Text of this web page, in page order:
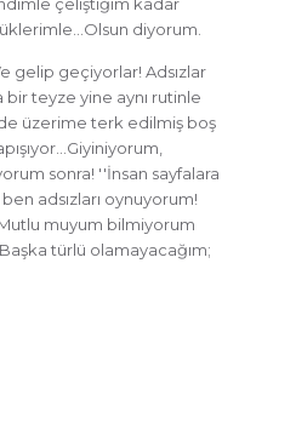
diyorum.
gelip geçiyorlar! Adsızlar
bir teyze yine aynı rutinle
de üzerime terk edilmiş boş
sonra! ''İnsan sayfalara
adsızları oynuyorum!
muyum bilmiyorum
türlü olamayacağım;